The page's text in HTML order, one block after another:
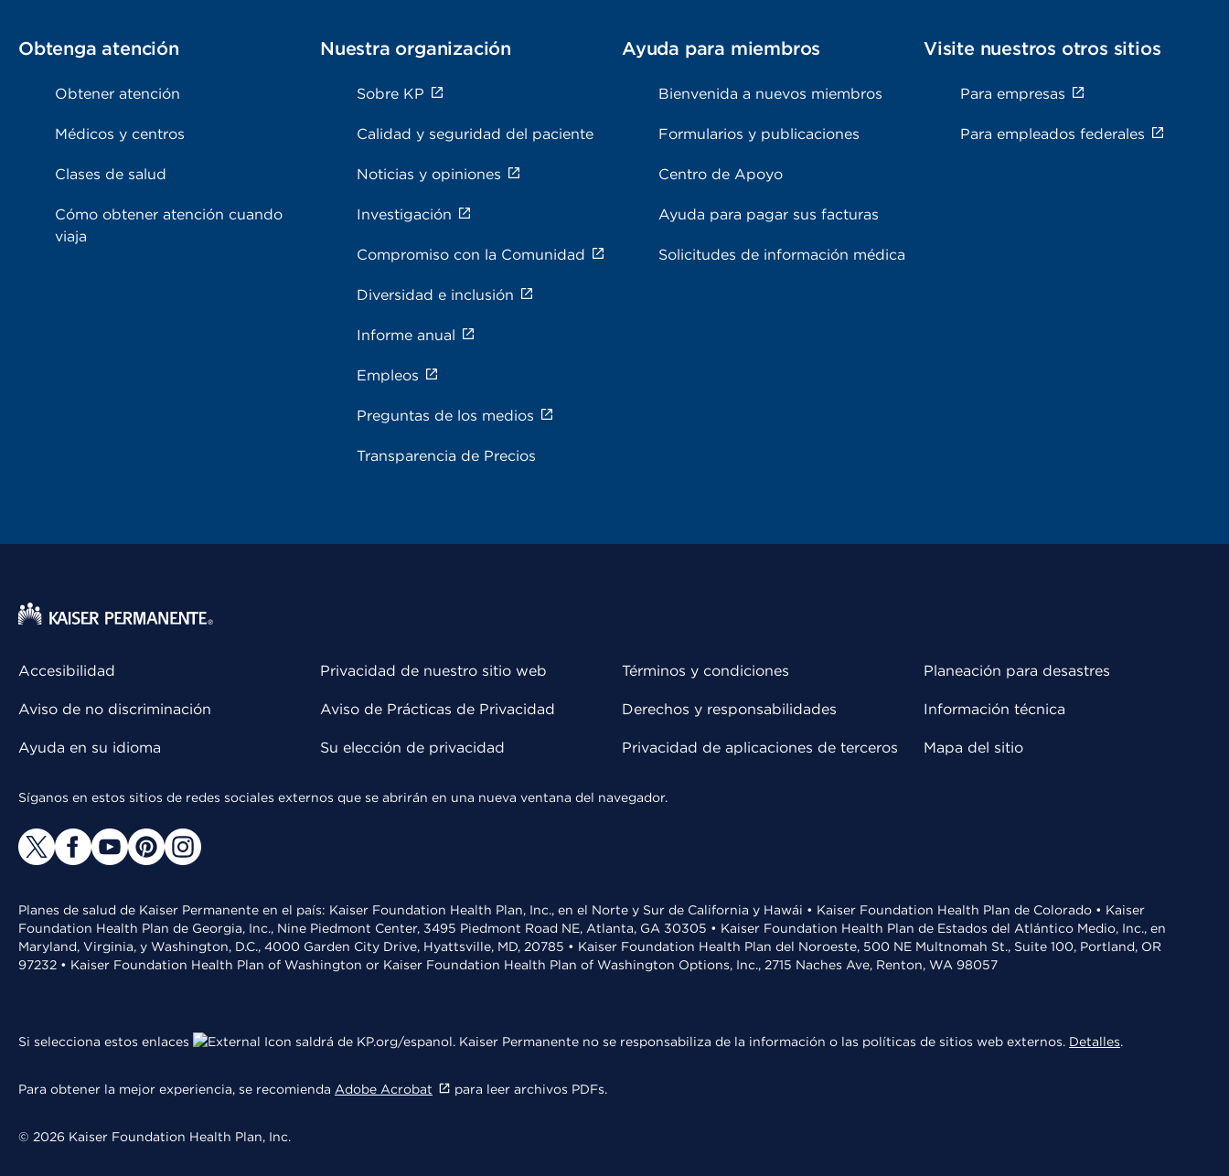
Obtenga atención
Obtener atención
Médicos y centros
Clases de salud
Cómo obtener atención cuando
viaja
Nuestra organización
Sobre KP
Calidad y seguridad del paciente
Noticias y opiniones
Investigación
Compromiso con la Comunidad
Diversidad e inclusión
Informe anual
Empleos
Preguntas de los medios
Transparencia de Precios
Ayuda para miembros
Bienvenida a nuevos miembros
Formularios y publicaciones
Centro de Apoyo
Ayuda para pagar sus facturas
Solicitudes de información médica
Visite nuestros otros sitios
Para empresas
Para empleados federales
Accesibilidad
Aviso de no discriminación
Ayuda en su idioma
Privacidad de nuestro sitio web
Aviso de Prácticas de Privacidad
Su elección de privacidad
Términos y condiciones
Derechos y responsabilidades
Privacidad de aplicaciones de terceros
Planeación para desastres
Información técnica
Mapa del sitio
Síganos en estos sitios de redes sociales externos que se abrirán en una nueva ventana del navegador.
Planes de salud de Kaiser Permanente en el país: Kaiser Foundation Health Plan, Inc., en el Norte y Sur de California y Hawái • Kaiser Foundation Health Plan de Colorado • Kaiser
Foundation Health Plan de Georgia, Inc., Nine Piedmont Center, 3495 Piedmont Road NE, Atlanta, GA 30305 • Kaiser Foundation Health Plan de Estados del Atlántico Medio, Inc., en
Maryland, Virginia, y Washington, D.C., 4000 Garden City Drive, Hyattsville, MD, 20785 • Kaiser Foundation Health Plan del Noroeste, 500 NE Multnomah St., Suite 100, Portland, OR
97232 • Kaiser Foundation Health Plan of Washington or Kaiser Foundation Health Plan of Washington Options, Inc., 2715 Naches Ave, Renton, WA 98057
Si selecciona estos enlaces saldrá de KP.org/espanol. Kaiser Permanente no se responsabiliza de la información o las políticas de sitios web externos. Detalles.
Para obtener la mejor experiencia, se recomienda Adobe Acrobat para leer archivos PDFs.
© 2026 Kaiser Foundation Health Plan, Inc.